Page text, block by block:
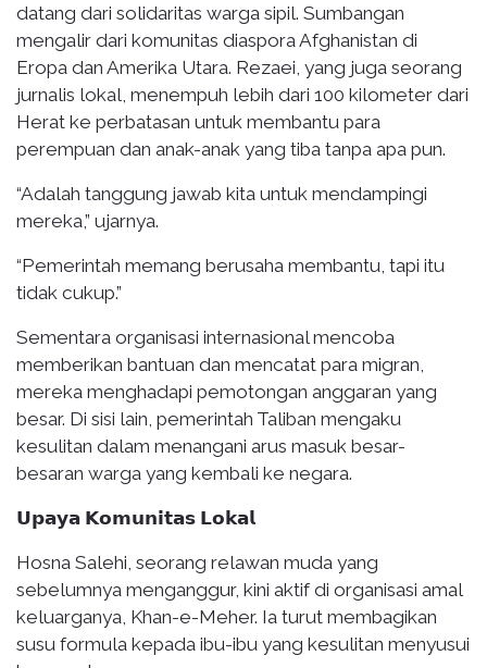
datang dari solidaritas warga sipil. Sumbangan
mengalir dari komunitas diaspora Afghanistan di
Eropa dan Amerika Utara. Rezaei, yang juga seorang
jurnalis lokal, menempuh lebih dari 100 kilometer dari
Herat ke perbatasan untuk membantu para
perempuan dan anak-anak yang tiba tanpa apa pun.
“Adalah tanggung jawab kita untuk mendampingi
mereka,” ujarnya.
“Pemerintah memang berusaha membantu, tapi itu
tidak cukup.”
Sementara organisasi internasional mencoba
memberikan bantuan dan mencatat para migran,
mereka menghadapi pemotongan anggaran yang
besar. Di sisi lain, pemerintah Taliban mengaku
kesulitan dalam menangani arus masuk besar-
besaran warga yang kembali ke negara.
𝗨𝗽𝗮𝘆𝗮 𝗞𝗼𝗺𝘂𝗻𝗶𝘁𝗮𝘀 𝗟𝗼𝗸𝗮𝗹
Hosna Salehi, seorang relawan muda yang
sebelumnya menganggur, kini aktif di organisasi amal
keluarganya, Khan-e-Meher. Ia turut membagikan
susu formula kepada ibu-ibu yang kesulitan menyusui